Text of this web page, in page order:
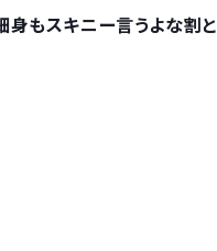
もスキニー言うよな割と